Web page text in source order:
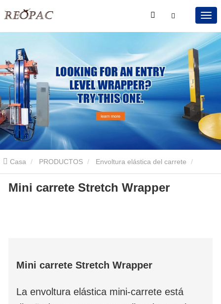
Casa PRODUCTOS Envoltura elástica del carrete
Envoltura elástica de mini carrete
Mini carrete Stretch Wrapper
Mini carrete Stretch Wrapper
La envoltura elástica mini-carrete está